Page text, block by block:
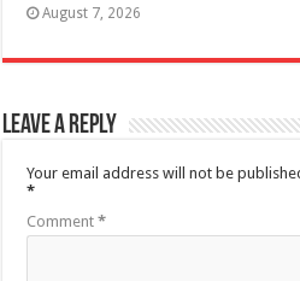
August 7, 2026
Leave a Reply
Your email address will not be
*
Comment*